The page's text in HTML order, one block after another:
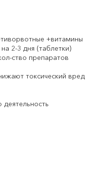
+витамины
2-3 дня (таблетки)
ство препаратов
токсический вред